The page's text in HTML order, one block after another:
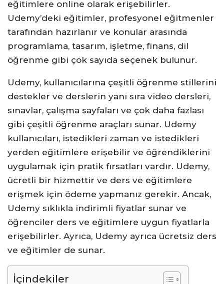
eğitimlere online olarak erişebilirler.
Udemy’deki eğitimler, profesyonel eğitmenler
tarafından hazırlanır ve konular arasında
programlama, tasarım, işletme, finans, dil
öğrenme gibi çok sayıda seçenek bulunur.
Udemy, kullanıcılarına çeşitli öğrenme stillerini
destekler ve derslerin yanı sıra video dersleri,
sınavlar, çalışma sayfaları ve çok daha fazlası
gibi çeşitli öğrenme araçları sunar. Udemy
kullanıcıları, istedikleri zaman ve istedikleri
yerden eğitimlere erişebilir ve öğrendiklerini
uygulamak için pratik fırsatları vardır. Udemy,
ücretli bir hizmettir ve ders ve eğitimlere
erişmek için ödeme yapmanız gerekir. Ancak,
Udemy sıklıkla indirimli fiyatlar sunar ve
öğrenciler ders ve eğitimlere uygun fiyatlarla
erişebilirler. Ayrıca, Udemy ayrıca ücretsiz ders
ve eğitimler de sunar.
İçindekiler